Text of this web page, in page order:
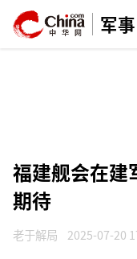
军事
福建舰会在建
期待
老于解局 2025-07-20